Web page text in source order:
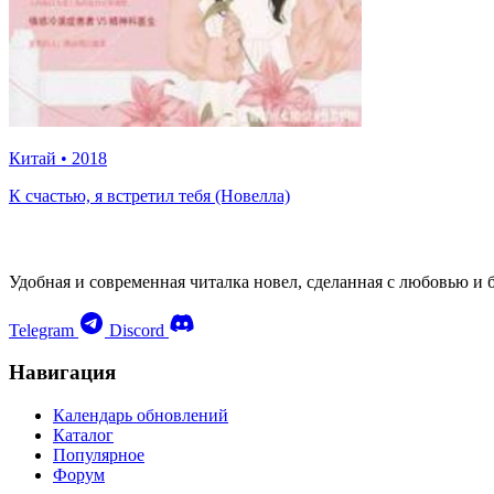
Китай • 2018
К счастью, я встретил тебя (Новелла)
Удобная и современная читалка новел, сделанная с любовью и
Telegram Discord
Навигация
Календарь обновлений
Каталог
Популярное
Форум